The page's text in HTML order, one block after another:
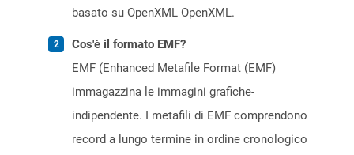
basato su OpenXML OpenXML.
Cos'è il formato EMF?
EMF (Enhanced Metafile Format (EMF)
immagazzina le immagini grafiche-
indipendente. I metafili di EMF comprendono
record a lungo termine in ordine cronologico